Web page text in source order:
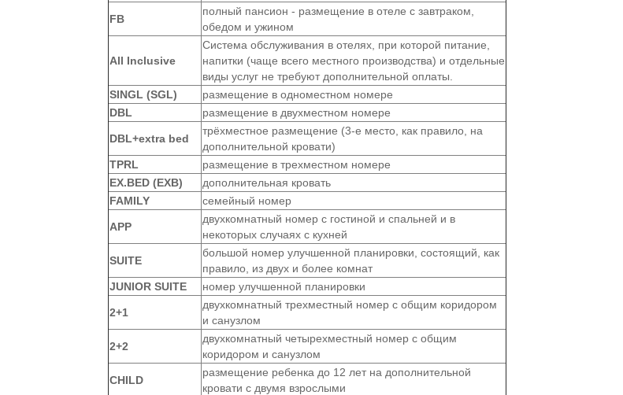
FB
полный пансион - размещение в отеле с завтраком,
обедом и ужином
All Inclusive
Система обслуживания в отелях, при которой питание,
напитки (чаще всего местного производства) и отдельные
виды услуг не требуют дополнительной оплаты.
SINGL (SGL)
размещение в одноместном номере
DBL
размещение в двухместном номере
DBL+extra bed
трёхместное размещение (3-е место, как правило, на
дополнительной кровати)
TPRL
размещение в трехместном номере
EX.BED (EXB)
дополнительная кровать
FAMILY
семейный номер
APP
двухкомнатный номер с гостиной и спальней и в
некоторых случаях с кухней
SUITE
большой номер улучшенной планировки, состоящий, как
правило, из двух и более комнат
JUNIOR SUITE
номер улучшенной планировки
2+1
двухкомнатный трехместный номер с общим коридором
и санузлом
2+2
двухкомнатный четырехместный номер с общим
коридором и санузлом
CHILD
размещение ребенка до 12 лет на дополнительной
кровати с двумя взрослыми